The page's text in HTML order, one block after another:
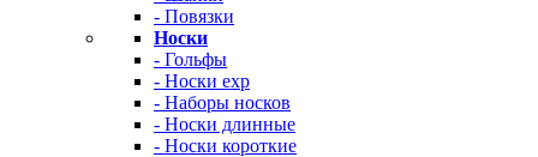
- Повязки
Носки
- Гольфы
- Носки exp
- Наборы носков
- Носки длинные
- Носки короткие